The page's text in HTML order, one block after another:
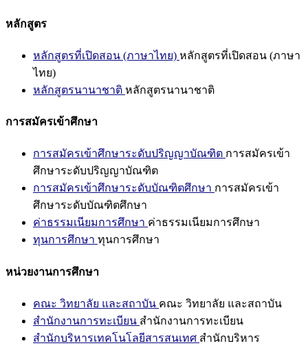
หลักสูตร
หลักสูตรที่เปิดสอน (ภาษาไทย) หลักสูตรที่เปิดสอน (ภาษา
ไทย)
หลักสูตรนานาชาติ หลักสูตรนานาชาติ
การสมัครเข้าศึกษา
การสมัครเข้าศึกษาระดับปริญญาบัณฑิต การสมัครเข้า
ศึกษาระดับปริญญาบัณฑิต
การสมัครเข้าศึกษาระดับบัณฑิตศึกษา การสมัครเข้า
ศึกษาระดับบัณฑิตศึกษา
ค่าธรรมเนียมการศึกษา ค่าธรรมเนียมการศึกษา
ทุนการศึกษา ทุนการศึกษา
หน่วยงานการศึกษา
คณะ วิทยาลัย และสถาบัน คณะ วิทยาลัย และสถาบัน
สำนักงานการทะเบียน สำนักงานการทะเบียน
สำนักบริหารเทคโนโลยีสารสนเทศ สำนักบริหาร